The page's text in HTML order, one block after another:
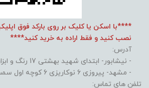
****با اسکن یا کلیک بر روی بارکد فوق
نصب کنید و فقط اراده به خرید کنید****
آدرس:
- نیشابور- ابتدای شهید بهشتی 17 رنگ و ابزار علی نژاد
- مشهد- پیروزی 6 نوکاریزی 6 کوچه اول سمت چپ
تلفن های تماس: